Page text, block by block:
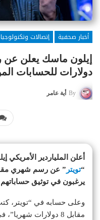
أخبار صحفية
إتصالات وتكنولوجيا
دولارات للحسابات
By أية عامر
أعلن الملياردير الأمريكي
“تويتر
يرغبون في توثيق
وعلى حسابه في “تويتر،
مقابل 8 دولارات